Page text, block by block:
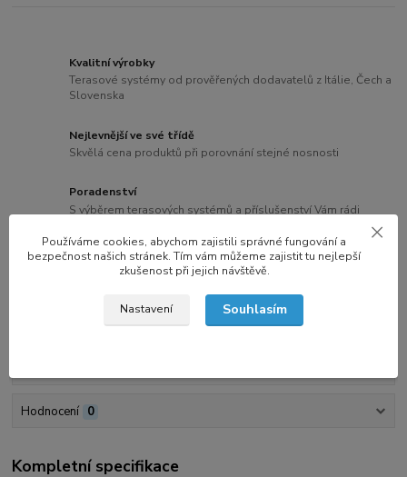
Kvalitní výrobky
Terasové systémy od prověřených dodavatelů z Itálie, Čech a
Slovenska
Nejlevnější ve své třídě
Skvělá cena produktů při porovnání stejné nosnosti
Poradenství
S výběrem terasových systémů a příslušenství Vám rádi
Rekordní dodací lhůty
Hodnocení 0
Kompletní specifikace
Používáme cookies, abychom zajistili správné fungování a
bezpečnost našich stránek. Tím vám můžeme zajistit tu nejlepší
zkušenost při jejich návštěvě.
Nastavení Souhlasím